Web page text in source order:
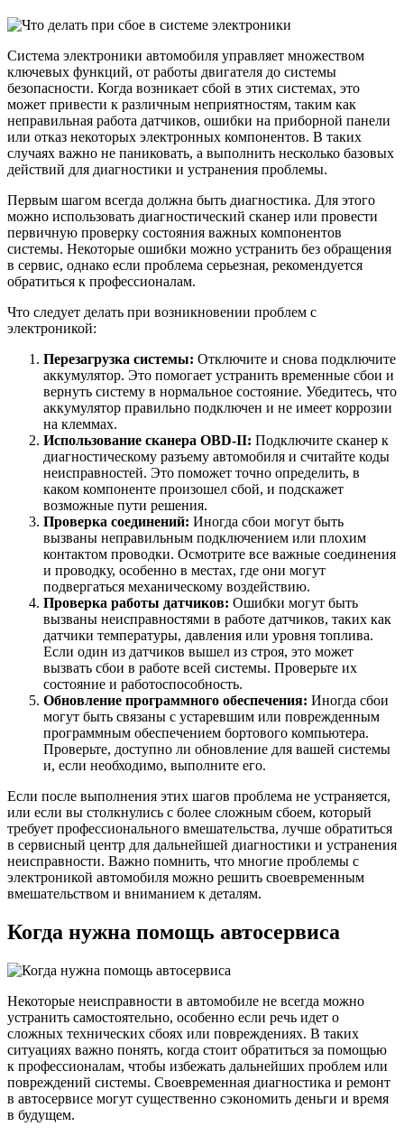
Система электроники автомобиля управляет множеством
ключевых функций, от работы двигателя до системы
безопасности. Когда возникает сбой в этих системах, это
может привести к различным неприятностям, таким как
неправильная работа датчиков, ошибки на приборной панели
или отказ некоторых электронных компонентов. В таких
случаях важно не паниковать, а выполнить несколько базовых
действий для диагностики и устранения проблемы.
Первым шагом всегда должна быть диагностика. Для этого
можно использовать диагностический сканер или провести
первичную проверку состояния важных компонентов
системы. Некоторые ошибки можно устранить без обращения
в сервис, однако если проблема серьезная, рекомендуется
обратиться к профессионалам.
Что следует делать при возникновении проблем с
электроникой:
Перезагрузка системы: Отключите и снова подключите
аккумулятор. Это помогает устранить временные сбои и
вернуть систему в нормальное состояние. Убедитесь, что
аккумулятор правильно подключен и не имеет коррозии
на клеммах.
Использование сканера OBD-II: Подключите сканер к
диагностическому разъему автомобиля и считайте коды
неисправностей. Это поможет точно определить, в
каком компоненте произошел сбой, и подскажет
возможные пути решения.
Проверка соединений: Иногда сбои могут быть
вызваны неправильным подключением или плохим
контактом проводки. Осмотрите все важные соединения
и проводку, особенно в местах, где они могут
подвергаться механическому воздействию.
Проверка работы датчиков: Ошибки могут быть
вызваны неисправностями в работе датчиков, таких как
датчики температуры, давления или уровня топлива.
Если один из датчиков вышел из строя, это может
вызвать сбои в работе всей системы. Проверьте их
состояние и работоспособность.
Обновление программного обеспечения: Иногда сбои
могут быть связаны с устаревшим или поврежденным
программным обеспечением бортового компьютера.
Проверьте, доступно ли обновление для вашей системы
и, если необходимо, выполните его.
Если после выполнения этих шагов проблема не устраняется,
или если вы столкнулись с более сложным сбоем, который
требует профессионального вмешательства, лучше обратиться
в сервисный центр для дальнейшей диагностики и устранения
неисправности. Важно помнить, что многие проблемы с
электроникой автомобиля можно решить своевременным
вмешательством и вниманием к деталям.
Когда нужна помощь автосервиса
Некоторые неисправности в автомобиле не всегда можно
устранить самостоятельно, особенно если речь идет о
сложных технических сбоях или повреждениях. В таких
ситуациях важно понять, когда стоит обратиться за помощью
к профессионалам, чтобы избежать дальнейших проблем или
повреждений системы. Своевременная диагностика и ремонт
в автосервисе могут существенно сэкономить деньги и время
в будущем.